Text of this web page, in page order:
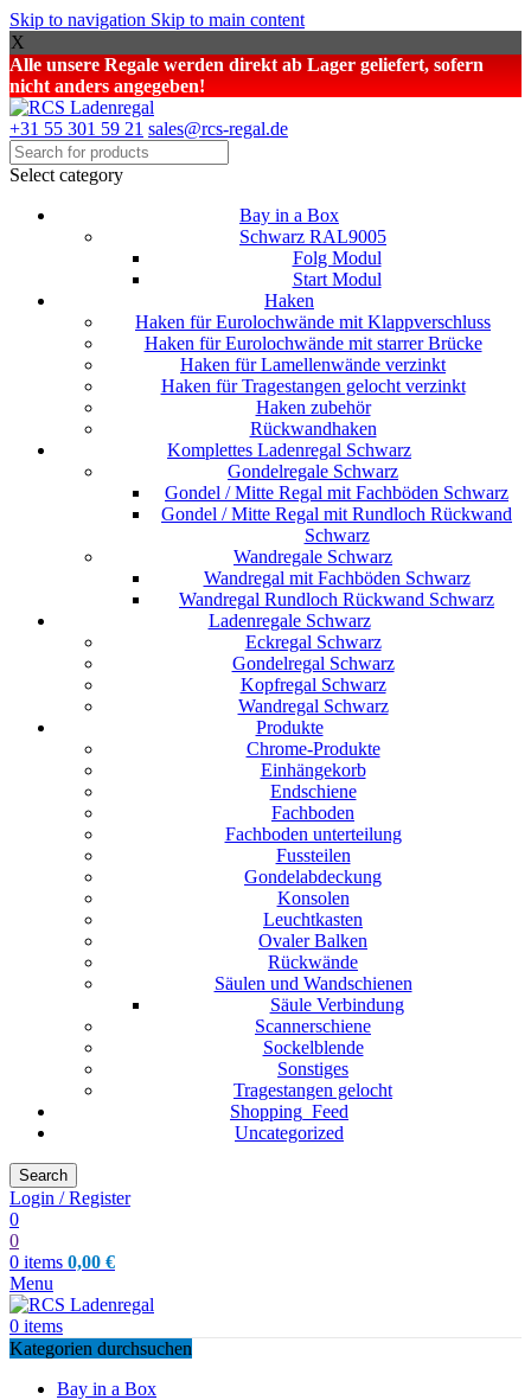
Skip to navigation Skip to main content
X
Alle unsere Regale werden direkt ab Lager geliefert, sofern
nicht anders angegeben!
+31 55 301 59 21 sales@rcs-regal.de
Select category
Bay in a Box
Schwarz RAL9005
Folg Modul
Start Modul
Haken
Haken für Eurolochwände mit Klappverschluss
Haken für Eurolochwände mit starrer Brücke
Haken für Lamellenwände verzinkt
Haken für Tragestangen gelocht verzinkt
Haken zubehör
Rückwandhaken
Komplettes Ladenregal Schwarz
Gondelregale Schwarz
Gondel / Mitte Regal mit Fachböden Schwarz
Gondel / Mitte Regal mit Rundloch Rückwand
Schwarz
Wandregale Schwarz
Wandregal mit Fachböden Schwarz
Wandregal Rundloch Rückwand Schwarz
Ladenregale Schwarz
Eckregal Schwarz
Gondelregal Schwarz
Kopfregal Schwarz
Wandregal Schwarz
Produkte
Chrome-Produkte
Einhängekorb
Endschiene
Fachboden
Fachboden unterteilung
Fussteilen
Gondelabdeckung
Konsolen
Leuchtkasten
Ovaler Balken
Rückwände
Säulen und Wandschienen
Säule Verbindung
Scannerschiene
Sockelblende
Sonstiges
Tragestangen gelocht
Shopping_Feed
Uncategorized
Search
Login / Register
0
0
0 items 0,00 €
Menu
0 items
Kategorien durchsuchen
Bay in a Box